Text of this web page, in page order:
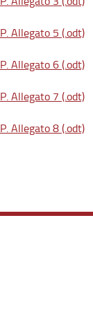
Allegato 5 (.odt)
Allegato 6 (.odt)
Allegato 7 (.odt)
Allegato 8 (.odt)